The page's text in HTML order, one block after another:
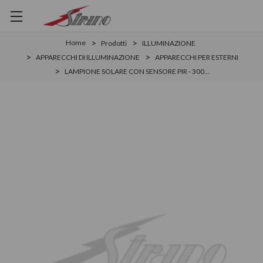
Home Prodotti
ILLUMINAZIONE
APPARECCHI DI ILLUMINAZIONE
APPARECCHI PER ESTERNI
LAMPIONE SOLARE CON SENSORE PIR - 300...